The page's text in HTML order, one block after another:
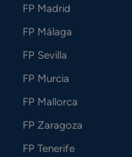
FP Madrid
FP Málaga
FP Sevilla
FP Murcia
FP Mallorca
FP Zaragoza
FP Tenerife